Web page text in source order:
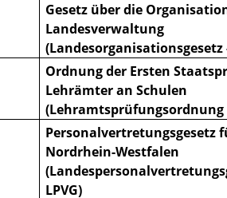
Gesetz über die
Landesverwaltung
(Landesorganisationsgesetz
Ordnung der Ersten
Lehrämter an Schulen
(Lehramtsprüfungsordnung
Personalvertretungsgesetz
Nordrhein-Westfalen
LPVG)